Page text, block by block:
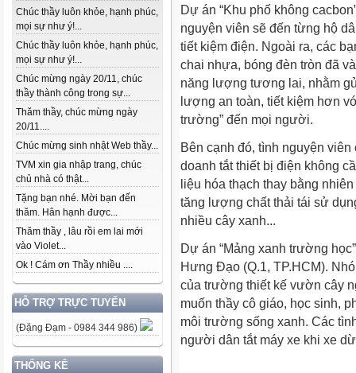
Chúc thầy luôn khỏe, hạnh phúc,
mọi sự như ý!...
Chúc thầy luôn khỏe, hạnh phúc,
mọi sự như ý!...
Chúc mừng ngày 20/11, chúc
thầy thành công trong sự...
Thăm thầy, chúc mừng ngày
20/11....
Chúc mừng sinh nhật Web thầy...
TVM xin gia nhập trang, chúc
chủ nhà có thật...
Tặng bạn nhé. Mời bạn đến
thăm. Hân hạnh được...
Thăm thầy , lâu rồi em lai mới
vào Violet...
Ok ! Cám ơn Thầy nhiều ....
HỖ TRỢ TRỰC TUYẾN
(Đặng Đạm - 0984 344 986)
THỐNG KÊ
Dự án “Khu phố không
nguyện viên sẽ đến từng hộ
tiết kiệm điện. Ngoài ra, các
chai nhựa, bóng đèn tròn đã
năng lượng tương lai, nhằm
lượng an toàn, tiết kiệm hơn
trường” đến mọi người.
Bên cạnh đó, tình nguyện
doanh tắt thiết bị điện không
liệu hóa thạch thay bằng
tăng lượng chất thải tái sử
nhiều cây xanh...
Dự án “Mảng xanh trường
Hưng Đạo (Q.1, TP.HCM).
của trường thiết kế vườn cây
muốn thầy cô giáo, học sinh,
môi trường sống xanh. Các
người dân tắt máy xe khi xe